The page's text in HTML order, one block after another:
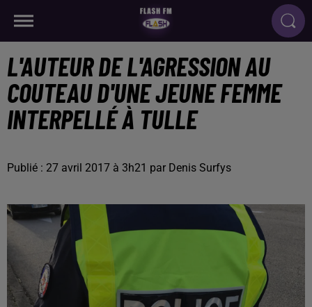
L'AUTEUR DE L'AGRESSION AU
COUTEAU D'UNE JEUNE FEMME
INTERPELLÉ À TULLE
Publié : 27 avril 2017 à 3h21 par Denis Surfys